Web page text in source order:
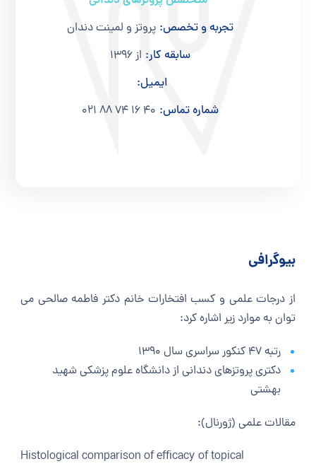
تجربه و تخصص: پروتز و لمینت دندان
سابقه کار: از 1396
ایمیل:
شماره تماس: 40 16 74 88 021
بیوگرافی
از درجات علمی و کسب افتخارات خانم دکتر فاطمه صالحی می
توان به موارد زیر اشاره کرد:
رتبه 47 کنکور سراسری سال 1390
دکتری پروتزهای دندانی از دانشگاه علوم پزشکی شهید
بهشتی
مقالات علمی (ژورنال):
Histological comparison of efficacy of topical